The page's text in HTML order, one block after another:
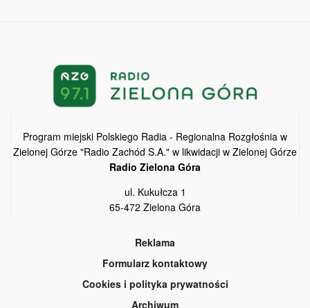
Program miejski Polskiego Radia - Regionalna Rozgłośnia w
Zielonej Górze "Radio Zachód S.A." w likwidacji w Zielonej Górze
Radio Zielona Góra
ul. Kukułcza 1
65-472 Zielona Góra
Reklama
Formularz kontaktowy
Cookies i polityka prywatności
Archiwum